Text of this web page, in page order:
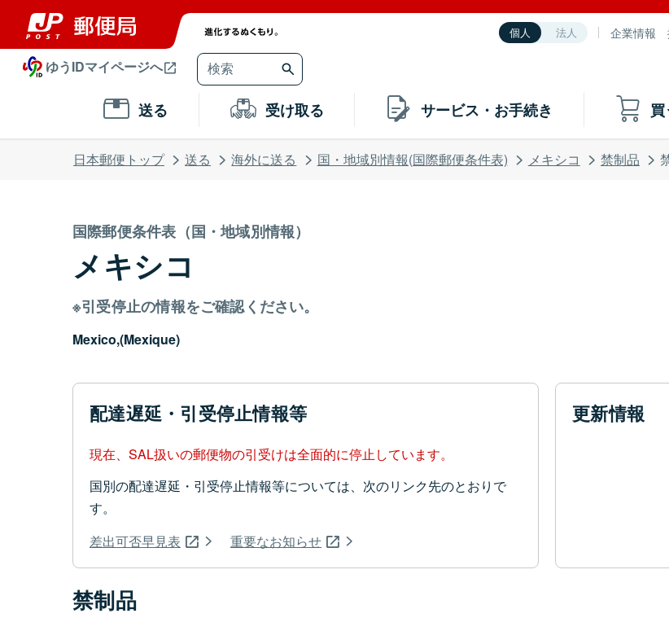
個人 法人 企業情報
ゆうIDマイページへ
送る 受け取る サービス・お手続き 買
日本郵便トップ 送る 海外に送る 国・地域別情報(国際郵便条件表) メキシコ 禁制品
国際郵便条件表（国・地域別情報）
メキシコ
※引受停止の情報をご確認ください。
Mexico,(Mexique)
配達遅延・引受停止情報等
現在、SAL扱いの郵便物の引受けは全面的に停止しています。
国別の配達遅延・引受停止情報等については、次のリンク先のとおりで
す。
差出可否早見表
重要なお知らせ
更新情報
禁制品